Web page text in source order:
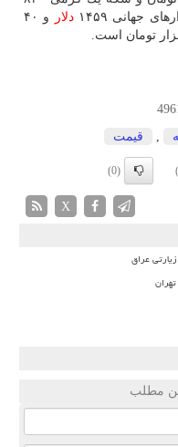
جهانی ۱۴۵۹
دلار
و ۴۰
قیمت
(0)
X
عراق
مطلب